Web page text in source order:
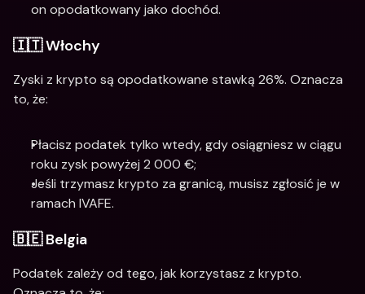
on opodatkowany jako dochód.
🇮🇹 Włochy
Zyski z krypto są opodatkowane stawką 26%. Oznacza
to, że:
Płacisz podatek tylko wtedy, gdy osiągniesz w ciągu
roku zysk powyżej 2 000 €;
Jeśli trzymasz krypto za granicą, musisz zgłosić je w
ramach IVAFE.
🇧🇪 Belgia
Podatek zależy od tego, jak korzystasz z krypto.